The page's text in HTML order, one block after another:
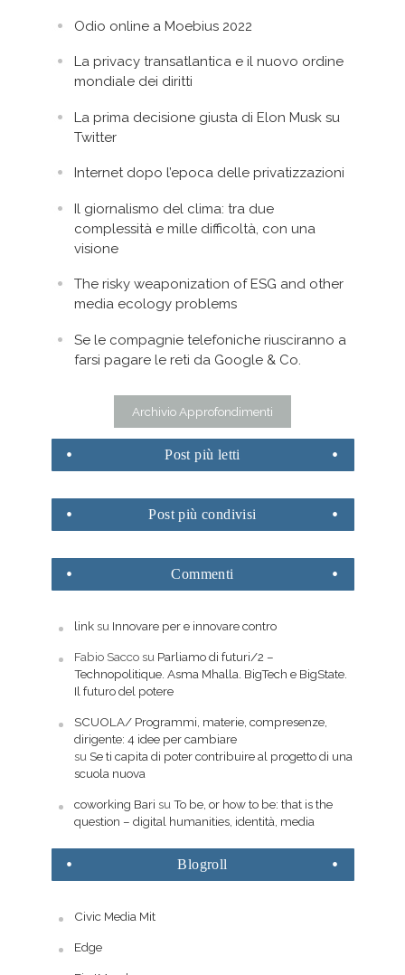
Odio online a Moebius 2022
La privacy transatlantica e il nuovo ordine
mondiale dei diritti
La prima decisione giusta di Elon Musk su
Twitter
Internet dopo l’epoca delle privatizzazioni
Il giornalismo del clima: tra due
complessità e mille difficoltà, con una
visione
The risky weaponization of ESG and other
media ecology problems
Se le compagnie telefoniche riusciranno a
farsi pagare le reti da Google & Co.
Archivio Approfondimenti
Postpiù letti
Postpiù condivisi
Commenti
linksu Innovare per e innovare contro
Fabio Saccosu Parliamo di futuri/2 –
Technopolitique. Asma Mhalla. BigTech e BigState.
Il futuro del potere
SCUOLA/ Programmi, materie, compresenze,
dirigente: 4 idee per cambiare
su Se ti capita di poter contribuire al progetto di una
scuola nuova
coworking Bari suTo be, or how to be: that is the
question – digital humanities, identità, media
Blogroll
Civic Media Mit
Edge